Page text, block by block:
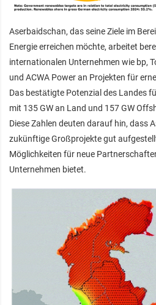
Aserbaidschan, das seine Ziele im
Energie erreichen möchte, arbeitet
internationalen Unternehmen wie bp,
und ACWA Power an Projekten für
Das bestätigte Potenzial des Landes
mit 135 GW an Land und 157 GW
Diese Zahlen deuten darauf hin, dass
zukünftige Großprojekte gut
Möglichkeiten für neue
Unternehmen bietet.